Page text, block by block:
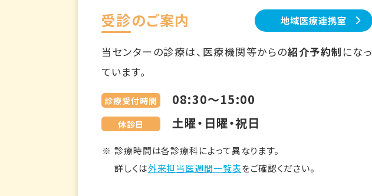
受診のご案内 地域医療連携室
当センターの診療は、医療機関等からの紹介予約制 になっ
ています。
診療受付時間 08:30～15:00
休診日 土曜・日曜・祝日
診療時間は各診療科によって異なります。
詳しくは外来担当医週間一覧表をご確認ください。